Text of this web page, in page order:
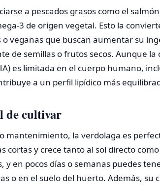
a pescados grasos como el
3 de origen vegetal. Esto la
veganas que buscan aumentar su
de semillas o frutos secos. Aunque la
es limitada en el cuerpo humano,
a un perfil lipídico más
de cultivar
mantenimiento, la verdolaga es
cortas y crece tanto al sol directo
y en pocos días o semanas puedes
o en el suelo del huerto. Además, su